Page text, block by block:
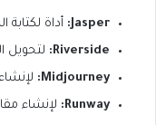
Jasper:
أداة
Riverside:
Midjourney:
Runway:
لإنشاء